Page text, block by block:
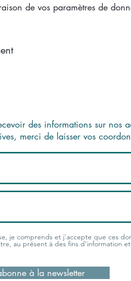
de vos paramètres de
des informations sur nos
merci de laisser vos
je comprends et j'accepte que ces
au présent à des fins d'information
à la newsletter